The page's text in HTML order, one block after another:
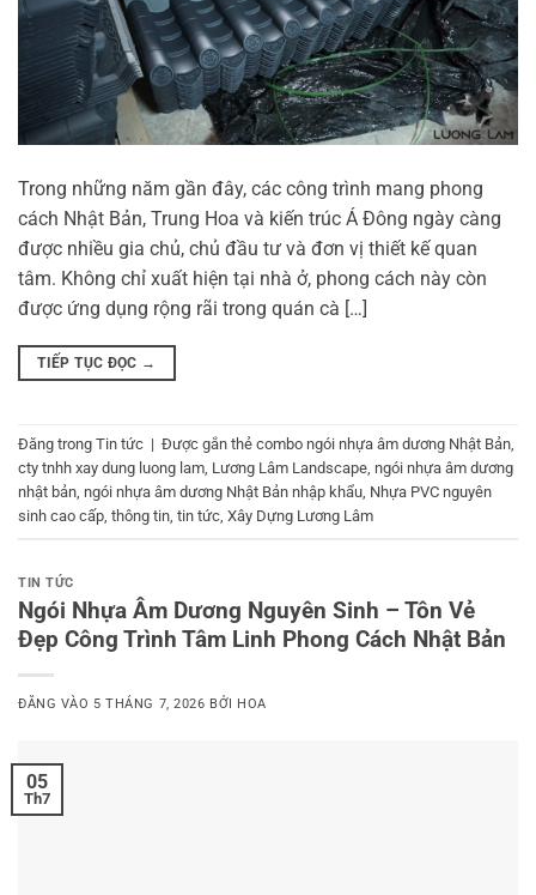
Trong những năm gần đây, các công trình mang phong
cách Nhật Bản, Trung Hoa và kiến trúc Á Đông ngày càng
được nhiều gia chủ, chủ đầu tư và đơn vị thiết kế quan
tâm. Không chỉ xuất hiện tại nhà ở, phong cách này còn
được ứng dụng rộng rãi trong quán cà […]
TIẾP TỤC ĐỌC →
Đăng trong Tin tức | Được gắn thẻ combo ngói nhựa âm dương Nhật Bản,
cty tnhh xay dung luong lam, Lương Lâm Landscape, ngói nhựa âm dương
nhật bản, ngói nhựa âm dương Nhật Bản nhập khẩu, Nhựa PVC nguyên
sinh cao cấp, thông tin, tin tức, Xây Dựng Lương Lâm
TIN TỨC
Ngói Nhựa Âm Dương Nguyên Sinh – Tôn Vẻ
Đẹp Công Trình Tâm Linh Phong Cách Nhật Bản
ĐĂNG VÀO 5 THÁNG 7, 2026 BỞI HOA
05
Th7